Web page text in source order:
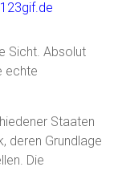
Sicht. Absolut
echte
Staaten
deren Grundlage
Die